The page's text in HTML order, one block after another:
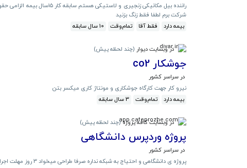
راننده بیل مکانیکی زنجیری
شرکت برم لطفا فقط زنگ بزنید
بیمه دارد
فقط آقا تمام‌وقت 10 سال سابقه
در وبسایت دیوار (چند لحظه پیش)
جوشکار co2
در سراسر کشور
نیرو کار جهت کارگاه جوشکاری و مونتاژ کاری میکسر بتن
بیمه دارد
تمام‌وقت 3 سال سابقه
در وبسایت کافه پروژه (چند لحظه پیش)
پروژه وردپرس دانشگاهی
در سراسر کشور
پروژه ی دانشگاهی و احتیاج به شبکه نداره صرفا طراحی میخواد 3 روز مهلت اجرا 34 درصد ضمانت اجرا